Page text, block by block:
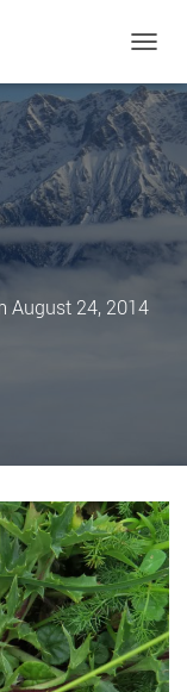
A
V
I
G
A
T
I
O
M
E
August 24, 2014